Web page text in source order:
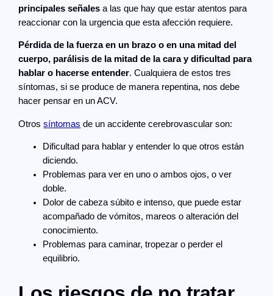
principales señales a las que hay que estar atentos para
reaccionar con la urgencia que esta afección requiere.
Pérdida de la fuerza en un brazo o en una mitad del
cuerpo, parálisis de la mitad de la cara y dificultad para
hablar o hacerse entender. Cualquiera de estos tres
síntomas, si se produce de manera repentina, nos debe
hacer pensar en un ACV.
Otrossíntomas de un accidente cerebrovascular son:
Dificultad para hablar y entender lo que otros están
diciendo.
Problemas para ver en uno o ambos ojos, o ver
doble.
Dolor de cabeza súbito e intenso, que puede estar
acompañado de vómitos, mareos o alteración del
conocimiento.
Problemas para caminar, tropezar o perder el
equilibrio.